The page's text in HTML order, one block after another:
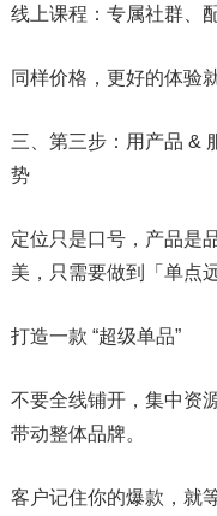
线上课程：专属社群、
同样价格，更好的体验
三、第三步：用产品 &
势
定位只是口号，产品是
美，只需要做到「单点
打造一款 “超级单品”
不要全线铺开，集中资
带动整体品牌。
客户记住你的爆款，就